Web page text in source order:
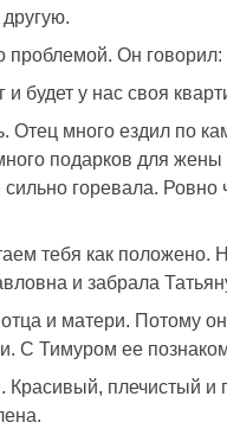
проблемой. Он говорил:
будет у нас своя
Отец много ездил по
подарков для
горевала. Ровно
тебя как положено.
и забрала
и матери. Потому
С Тимуром ее
плечистый и